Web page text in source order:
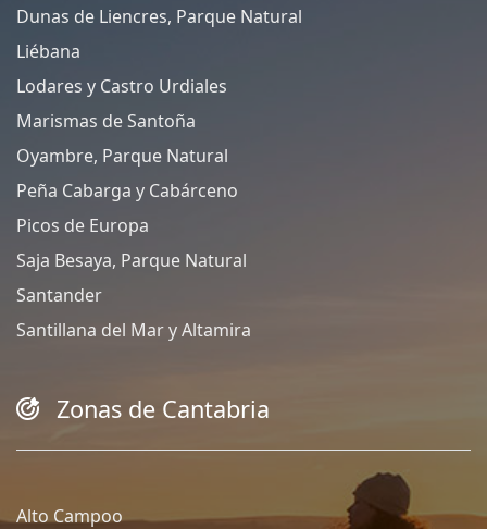
Dunas de Liencres, Parque Natural
Liébana
Lodares y Castro Urdiales
Marismas de Santoña
Oyambre, Parque Natural
Peña Cabarga y Cabárceno
Picos de Europa
Saja Besaya, Parque Natural
Santander
Santillana del Mar y Altamira
Zonas de Cantabria
Alto Campoo